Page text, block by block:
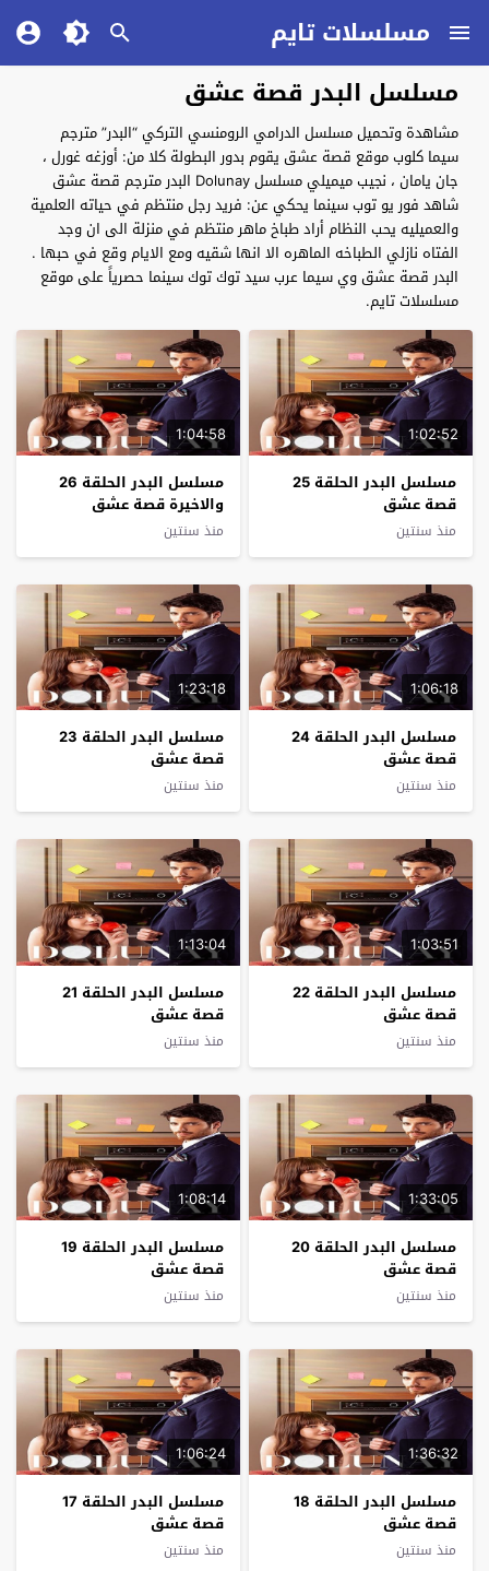
مسلسلات تايم
مسلسل البدر قصة عشق
مشاهدة وتحميل مسلسل الدرامي الرومنسي التركي “البدر” مترجم
سيما كلوب موقع قصة عشق يقوم بدور البطولة كلا من: أوزغه غورل ،
جان يامان ، نجيب ميميلي مسلسل Dolunay البدر مترجم قصة عشق
شاهد فور يو توب سينما يحكي عن: فريد رجل منتظم في حياته العلمية
والعميليه يحب النظام أراد طباخ ماهر منتظم في منزلة الى ان وجد
الفتاه نازلي الطباخه الماهره الا انها شقيه ومع الايام وقع في حبها .
البدر قصة عشق وي سيما عرب سيد توك توك سينما حصرياً على موقع
مسلسلات تايم.
1:02:52
مسلسل البدر الحلقة 25
قصة عشق
منذ سنتين
1:04:58
مسلسل البدر الحلقة 26
والاخيرة قصة عشق
منذ سنتين
1:06:18
مسلسل البدر الحلقة 24
قصة عشق
منذ سنتين
1:23:18
مسلسل البدر الحلقة 23
قصة عشق
منذ سنتين
1:03:51
مسلسل البدر الحلقة 22
قصة عشق
منذ سنتين
1:13:04
مسلسل البدر الحلقة 21
قصة عشق
منذ سنتين
1:33:05
مسلسل البدر الحلقة 20
قصة عشق
منذ سنتين
1:08:14
مسلسل البدر الحلقة 19
قصة عشق
منذ سنتين
1:36:32
مسلسل البدر الحلقة 18
قصة عشق
منذ سنتين
1:06:24
مسلسل البدر الحلقة 17
قصة عشق
منذ سنتين